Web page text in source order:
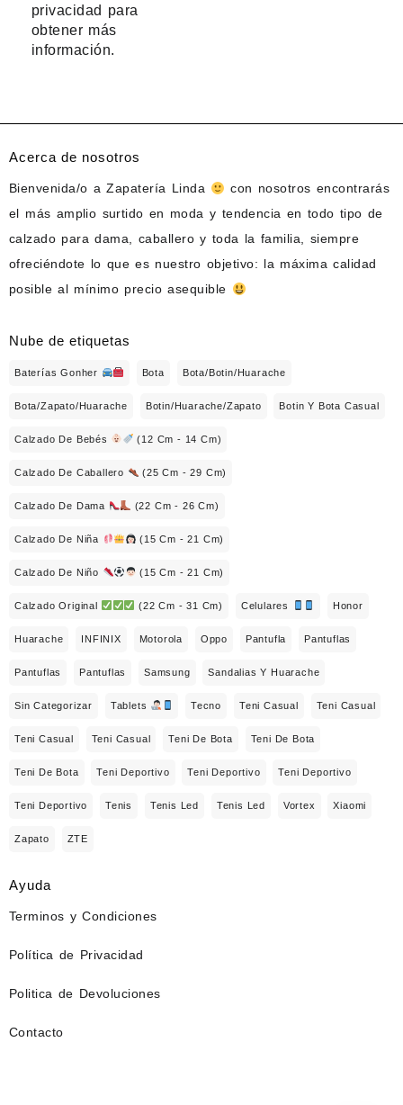
privacidad para
obtener más
información.
Acerca de nosotros
Bienvenida/o a Zapatería Linda
con nosotros encontrarás
el más amplio surtido en moda y tendencia en todo tipo de
calzado para dama, caballero y toda la familia, siempre
ofreciéndote lo que es nuestro objetivo: la máxima calidad
posible al mínimo precio asequible
Nube de etiquetas
Baterías Gonher Bota Bota/Botin/Huarache
Bota/Zapato/Huarache Botin/Huarache/Zapato Botin Y Bota Casual
Calzado De Bebés (12 Cm - 14 Cm)
Calzado De Caballero (25 Cm - 29 Cm)
Calzado De Dama (22 Cm - 26 Cm)
Calzado De Niña (15 Cm - 21 Cm)
Calzado De Niño (15 Cm - 21 Cm)
Calzado Original (22 Cm - 31 Cm) Celulares Honor
Huarache INFINIX Motorola Oppo Pantufla Pantuflas
Pantuflas Pantuflas Samsung Sandalias Y Huarache
Sin Categorizar Tablets Tecno Teni Casual Teni Casual
Teni Casual Teni Casual Teni De Bota Teni De Bota
Teni De Bota Teni Deportivo Teni Deportivo Teni Deportivo
Teni Deportivo Tenis Tenis Led Tenis Led Vortex Xiaomi
Zapato ZTE
Ayuda
Terminos y Condiciones
Política de Privacidad
Politica de Devoluciones
Contacto